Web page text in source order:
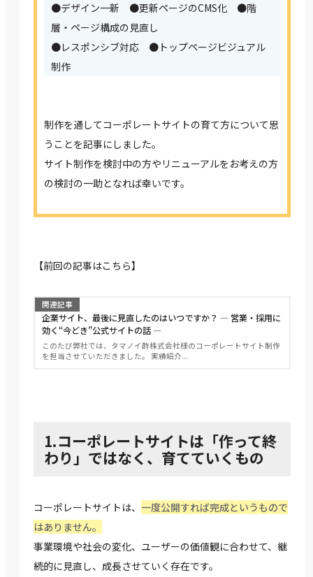
●デザイン一新 ●更新ページのCMS化 ●階
層・ページ構成の見直し
●レスポンシブ対応 ●トップページビジュアル
制作
制作を通してコーポレートサイトの育て方について思
うことを記事にしました。
サイト制作を検討中の方やリニューアルをお考えの方
の検討の一助となれば幸いです。
【前回の記事はこちら】
関連記事
企業サイト、最後に見直したのはいつですか？ ― 営業・採用に
効く“今どき”公式サイトの話 ―
このたび弊社では、タマノイ酢株式会社様のコーポレートサイト制作
を担当させていただきました。 実績紹介...
1.コーポレートサイトは「作って終
わり」ではなく、育てていくもの
コーポレートサイトは、 一度公開すれば完成というもので
はありません。
事業環境や社会の変化、ユーザーの価値観に合わせて、継
続的に見直し、成長させていく存在です。